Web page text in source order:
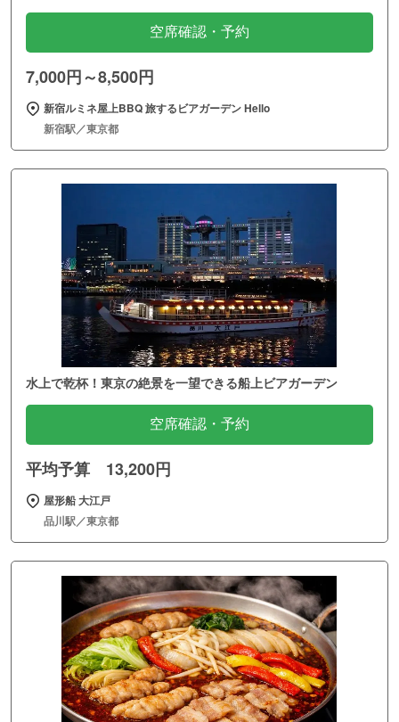
空席確認・予約
7,000円～8,500円
新宿ルミネ屋上BBQ 旅するビアガーデン Hello
新宿駅／東京都
水上で乾杯！東京の絶景を一望できる船上ビアガーデン
空席確認・予約
平均予算 13,200円
屋形船 大江戸
品川駅／東京都